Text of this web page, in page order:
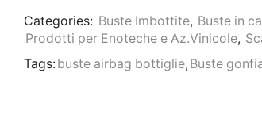
Categories: Buste Imbottite, Buste in
Prodotti per Enoteche e Az.Vinicole,
Tags: buste airbag bottiglie, Buste